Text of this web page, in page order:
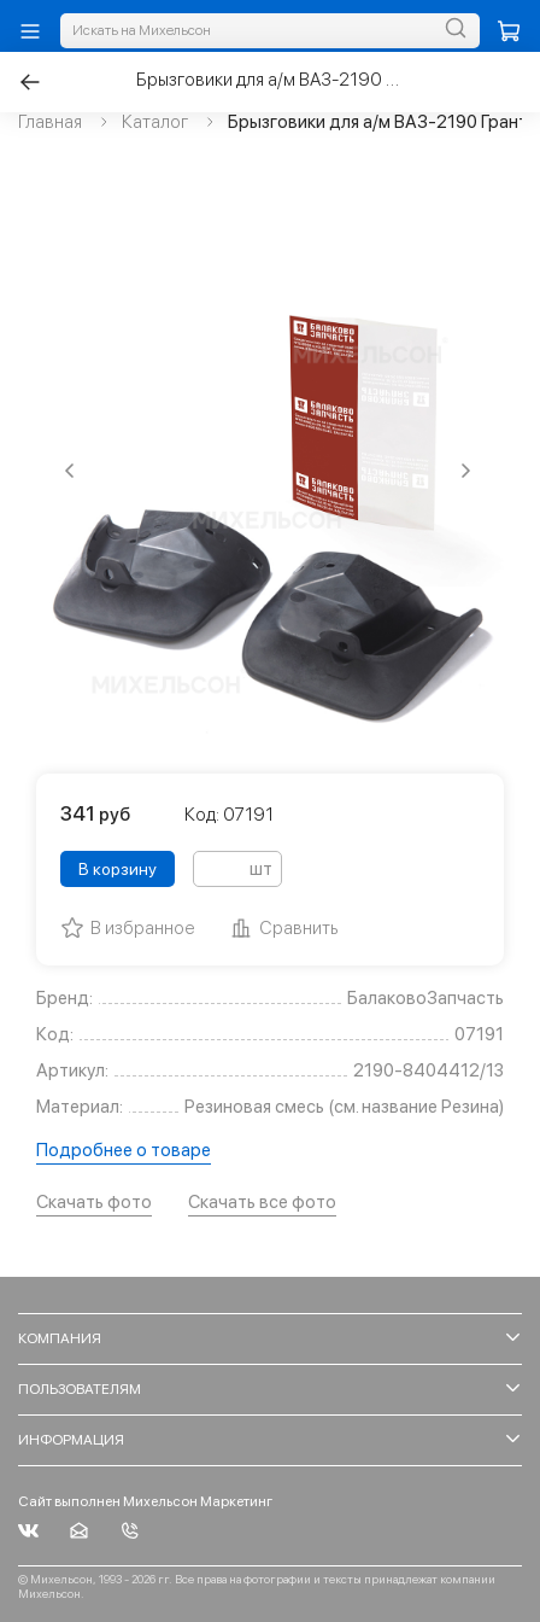
Главная Каталог Брызговики для а/м ВАЗ-2190
Бренд:
БалаковоЗапчасть
Код:
07191
Артикул:
2190-8404412/13
Материал:
Резиновая смесь (см. название Резина)
Подробнее о товаре
Скачать фото Скачать все фото
341 руб Код: 07191
В корзину шт
В избранное Сравнить
КОМПАНИЯ
ПОЛЬЗОВАТЕЛЯМ
ИНФОРМАЦИЯ
Сайт выполнен Михельсон Маркетинг
© Михельсон, 1993 - 2026 гг. Все права на фотографии и тексты принадлежат компании
Михельсон.